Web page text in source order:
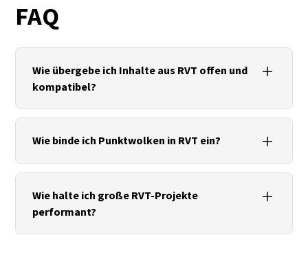
FAQ
Wie übergebe ich Inhalte aus RVT offen und
kompatibel?
Über IFC‑Export mit passender MVD (z. B.
Coordination/Reference View), gepflegten
Einheiten/Koordinaten und Viewer‑/IDS‑Prüfung.
Wie binde ich Punktwolken in RVT ein?
E57 / LAS in rcs umwandeln und als Referenz
verknüpfen, Schnittebenen setzen, Geometrie
ableiten; Scandichte/Toleranz am Zweck
ausrichten und Koordinaten sauber mappen.
Wie halte ich große RVT‑Projekte
performant?